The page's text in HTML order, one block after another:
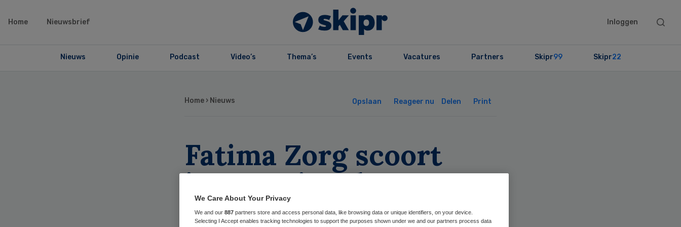
Home Nieuwsbrief Inloggen
Search
Nieuws Opinie Podcast Video’s Thema’s Events Vacatures Partners Skipr99 Skipr22
Home › Nieuws Opslaan Reageer nu Delen Print
Fatima Zorg scoort
internationale
primeur
We Care About Your Privacy
We and our 887 partners store and access personal data, like browsing data or unique identifiers, on your device.
Selecting I Accept enables tracking technologies to support the purposes shown under we and our partners process data